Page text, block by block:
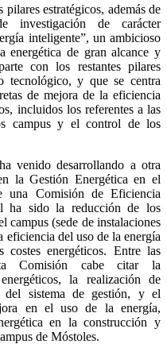
estratégicos, además de
investigación de carácter
inteligente”, un ambicioso
energética de gran alcance y
con los restantes pilares
tecnológico, y que se centra
de mejora de la eficiencia
incluidos los referentes a las
campus y el control de los
venido desarrollando a otra
la Gestión Energética en el
una Comisión de Eficiencia
ha sido la reducción de los
campus (sede de instalaciones
eficiencia del uso de la energía
energéticos. Entre las
Comisión cabe citar la
la realización de
del sistema de gestión, y el
en el uso de la energía,
en la construcción y
de Móstoles.